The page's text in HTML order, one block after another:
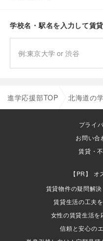
学校名・駅名を入力して賃
進学応援部TOP 北海道の
プライ
お問い合
賃貸・
オ
賃貸物件の疑問解
賃貸生活の工夫
女性の賃貸生活
信頼と安心の